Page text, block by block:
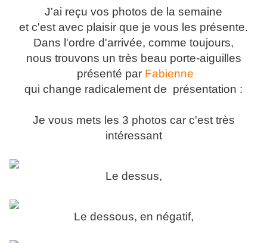
J'ai reçu vos photos de la semaine
et c'est avec plaisir que je vous les présente.
Dans l'ordre d'arrivée, comme toujours,
nous trouvons un très beau porte-aiguilles
présenté par Fabienne
qui change radicalement de présentation :
Je vous mets les 3 photos car c'est très
intéressant
Le dessus,
Le dessous, en négatif,